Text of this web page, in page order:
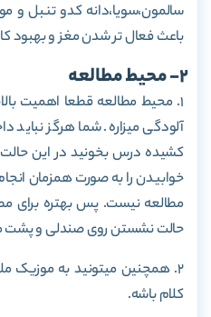
باعث فعال تر شدن مغز و بهبود
2- محیط مطالعه
۱. محیط مطالعه قطعا اهمیت
آلودگی میزاره. شما هرگز نباید
کشیده درس بخونید در این
خوابیدن را به صورت همزمان
مطالعه نیست. پس بهتره برای
حالت نشستن روی صندلی و پشت
۲. همچنین میتونید به موزیک
کلام باشه.